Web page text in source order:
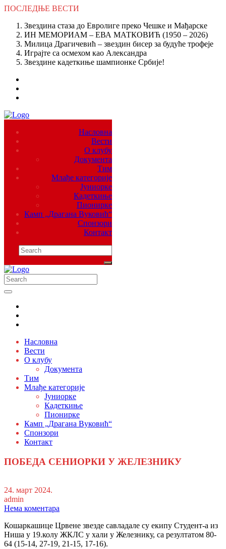
ПОСЛЕДЊЕ ВЕСТИ
Звездина стаза до Евролиге преко Чешке и Мађарске
ИН МЕМОРИАМ – ЕВА МАТКОВИЋ (1950 – 2026)
Милица Драгичевић – звездин бисер за будуће трофеје
Играјте са осмехом као Александра
Звездине кадеткиње шампионке Србије!
Насловна
Вести
О клубу
Документа
Тим
Млађе категорије
Јуниорке
Кадеткиње
Пионирке
Камп „Драгана Вуковић“
Спонзори
Контакт
Насловна
Вести
О клубу
Документа
Тим
Млађе категорије
Јуниорке
Кадеткиње
Пионирке
Камп „Драгана Вуковић“
Спонзори
Контакт
ПОБЕДА СЕНИОРКИ У ЖЕЛЕЗНИКУ
24. март 2024.
admin
Нема коментара
Кошаркашице Црвене звезде савладале су екипу Студент-а из
Ниша у 19.колу ЖКЛС у хали у Железнику, са резултатом 80-
64 (15-14, 27-19, 21-15, 17-16).